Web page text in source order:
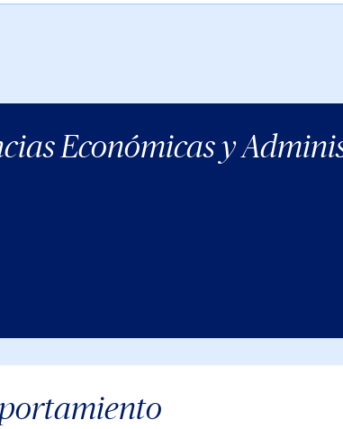
Económicas y